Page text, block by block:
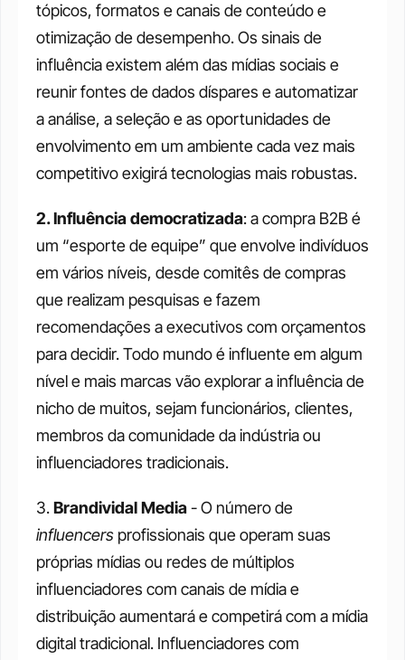
tópicos, formatos e canais de conteúdo e
otimização de desempenho. Os sinais de
influência existem além das mídias sociais e
reunir fontes de dados díspares e automatizar
a análise, a seleção e as oportunidades de
envolvimento em um ambiente cada vez mais
competitivo exigirá tecnologias mais robustas.
2. Influência democratizada: a compra B2B é
um “esporte de equipe” que envolve indivíduos
em vários níveis, desde comitês de compras
que realizam pesquisas e fazem
recomendações a executivos com orçamentos
para decidir. Todo mundo é influente em algum
nível e mais marcas vão explorar a influência de
nicho de muitos, sejam funcionários, clientes,
membros da comunidade da indústria ou
influenciadores tradicionais.
3. Brandividal Media
influencers profissionais que operam suas
próprias mídias ou redes de múltiplos
influenciadores com canais de mídia e
distribuição aumentará e competirá com a mídia
digital tradicional. Influenciadores com